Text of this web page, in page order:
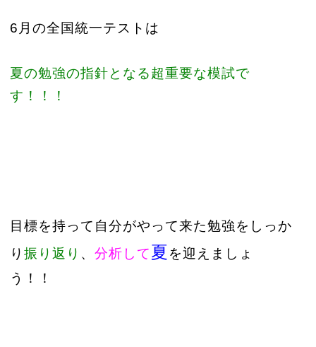
6月の全国統一テストは
夏の勉強の指針となる超重要な模試で
す！！！
目標を持って自分がやって来た勉強をしっか
り 振り返り 、 分析して夏 を迎えましょ
う！！